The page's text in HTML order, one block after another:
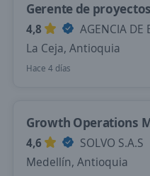
Gerente de
4,8
AGENCIA DE
La Ceja, Antioquia
Hace 4 días
Growth Operations
4,6
SOLVO S.A.S
Medellín, Antioquia